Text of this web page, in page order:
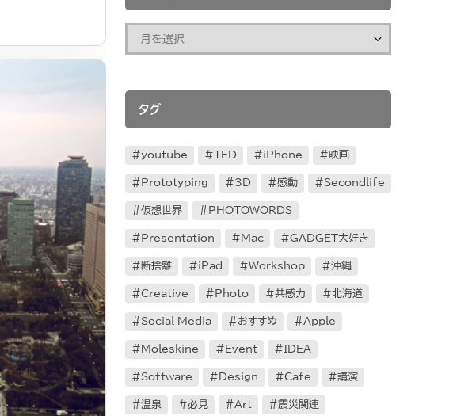
タグ
youtube TED iPhone 映画
Prototyping 3D 感動 Secondlife
仮想世界 PHOTOWORDS
Presentation Mac GADGET大好き
断捨離 iPad Workshop 沖縄
Creative Photo 共感力 北海道
Social Media おすすめ Apple
Moleskine Event IDEA
Software Design Cafe 講演
温泉 必見 Art 震災関連